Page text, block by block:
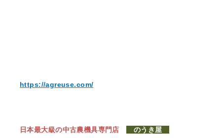
https://agreuse.com/
日本最大級の中古農機具専門店 のうき屋